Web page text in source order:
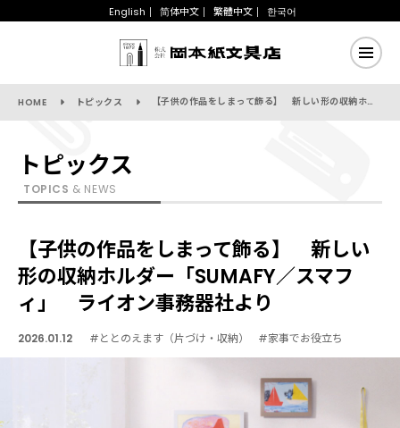
English 简体中文 繁體中文 한국어
HOME トピックス 【子供の作品をしまって飾る】 新しい形の収納ホルダー「SUMAFY／スマフィ」 ライオン事務器社より
トピックス
TOPICS & NEWS
【子供の作品をしまって飾る】 新しい
形の収納ホルダー「SUMAFY／スマフ
ィ」 ライオン事務器社より
2026.01.12 #ととのえます（片づけ・収納） #家事でお役立ち